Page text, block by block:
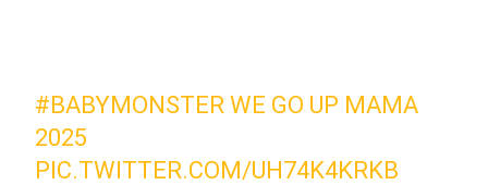
#BABYMONSTER WE GO UP MAMA
2025
PIC.TWITTER.COM/UH74K4KRKB